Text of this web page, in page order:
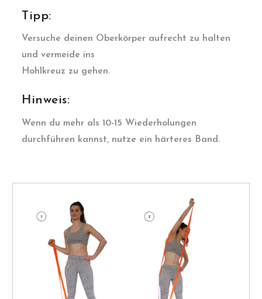
Tipp:
Versuche deinen Oberkörper aufrecht zu halten
und vermeide ins
Hohlkreuz zu gehen.
Hinweis:
Wenn du mehr als 10-15 Wiederholungen
durchführen kannst, nutze ein härteres Band.